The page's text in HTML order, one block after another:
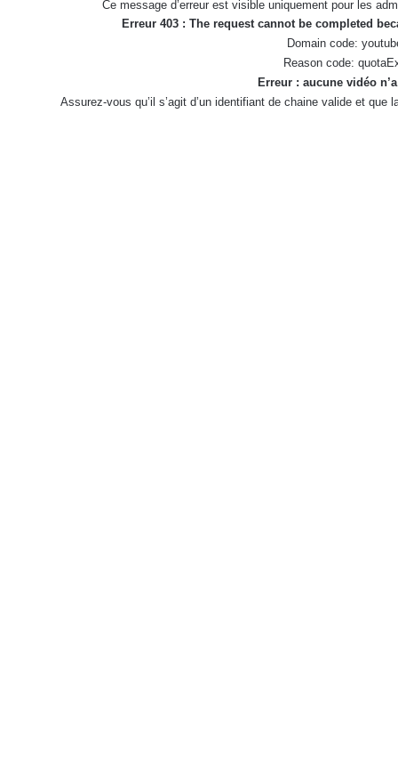
Ce message d’erreur est visible uniquement pour les
Erreur 403 : The request cannot be completed
Domain code:
Reason code:
Erreur : aucune vidéo
Assurez-vous qu’il s’agit d’un identifiant de chaine valide et